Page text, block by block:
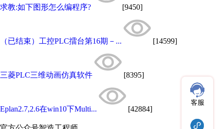
求教:如下图形怎么编程序? [9450]
（已结束）工控PLC擂台第16期－... [14599]
三菱PLC三维动画仿真软件 [8395]
Eplan2.7,2.6在win10下Multi... [42884]
客服